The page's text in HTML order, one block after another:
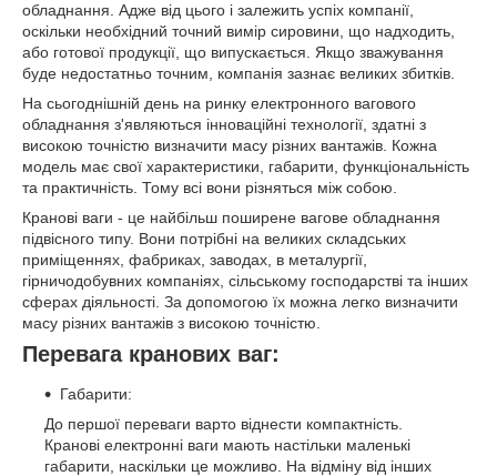
обладнання. Адже від цього і залежить успіх компанії,
оскільки необхідний точний вимір сировини, що надходить,
або готової продукції, що випускається. Якщо зважування
буде недостатньо точним, компанія зазнає великих збитків.
На сьогоднішній день на ринку електронного вагового
обладнання з'являються інноваційні технології, здатні з
високою точністю визначити масу різних вантажів. Кожна
модель має свої характеристики, габарити, функціональність
та практичність. Тому всі вони різняться між собою.
Кранові ваги - це найбільш поширене вагове обладнання
підвісного типу. Вони потрібні на великих складських
приміщеннях, фабриках, заводах, в металургії,
гірничодобувних компаніях, сільському господарстві та інших
сферах діяльності. За допомогою їх можна легко визначити
масу різних вантажів з високою точністю.
Перевага кранових ваг:
Габарити:
До першої переваги варто віднести компактність.
Кранові електронні ваги мають настільки маленькі
габарити, наскільки це можливо. На відміну від інших